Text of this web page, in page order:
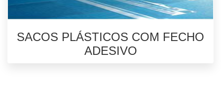
SACOS PLÁSTICOS COM FECHO
ADESIVO